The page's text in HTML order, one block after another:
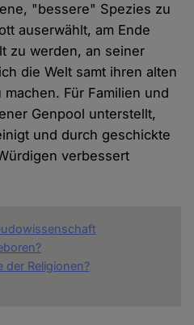
"bessere" Spezies zu
auserwählt, am Ende
zu werden, an seiner
die Welt samt ihren alten
Für Familien und
Genpool unterstellt,
und durch geschickte
verbessert
der Religionen?